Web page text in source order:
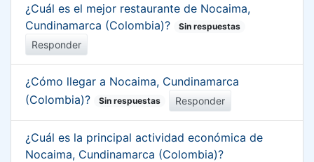
¿Cuál es el mejor restaurante de Nocaima,
Cundinamarca (Colombia)?
Sin respuestas
Responder
¿Cómo llegar a Nocaima, Cundinamarca
(Colombia)?
Sin respuestas Responder
¿Cuál es la principal actividad económica de
Nocaima, Cundinamarca (Colombia)?